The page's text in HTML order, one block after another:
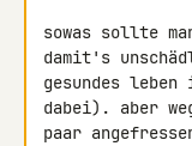
sowas sollte
damit's
gesundes
dabei). aber
paar